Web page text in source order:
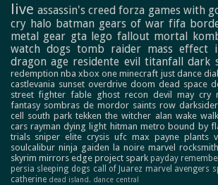
live assassin's creed forza games with
cry halo batman gears of war fifa
metal gear gta lego fallout mortal
watch dogs tomb raider mass effect
dragon age residente evil titanfall dark
redemption nba xbox one minecraft just dance
castlevania sunset overdrive doom dead space
street fighter fable ghost recon devil may cry
fantasy sombras de mordor saints row
cell
south park tekken the witcher alan wake
cars rayman dying light hitman metro bound by
trials sniper elite crysis ufc max payne plants
soulcalibur ninja gaiden la noire marvel rocksmith
skyrim mirrors edge project spark payday
persia sleeping dogs call of Juarez marvel avengers
catherine dead island. dance central